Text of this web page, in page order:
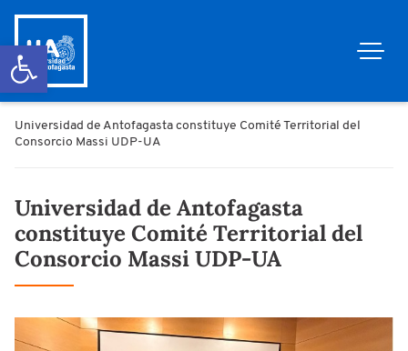
Abrir barra de herramientas
Universidad de Antofagasta constituye Comité Territorial del
Consorcio Massi UDP-UA
Universidad de Antofagasta
constituye Comité Territorial del
Consorcio Massi UDP-UA